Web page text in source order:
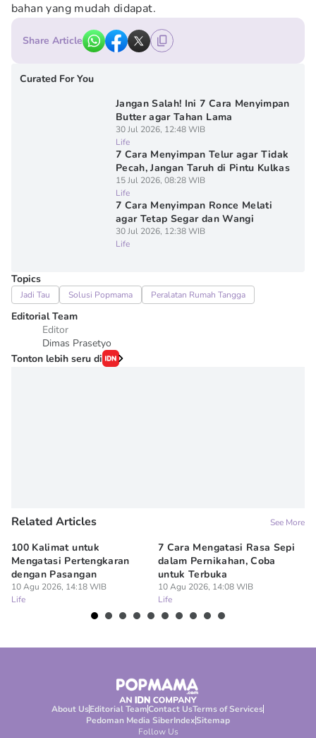
bahan yang mudah didapat.
Share Article
Curated For You
Jangan Salah! Ini 7 Cara Menyimpan
Butter agar Tahan Lama
30 Jul 2026, 12:48 WIB
Life
7 Cara Menyimpan Telur agar Tidak
Pecah, Jangan Taruh di Pintu Kulkas
15 Jul 2026, 08:28 WIB
Life
7 Cara Menyimpan Ronce Melati
agar Tetap Segar dan Wangi
30 Jul 2026, 12:38 WIB
Life
Topics
Jadi Tau Solusi Popmama Peralatan Rumah Tangga
Editorial Team
Editor
Dimas Prasetyo
Tonton lebih seru di
Related Articles See More
100 Kalimat untuk
Mengatasi Pertengkaran
dengan Pasangan
10 Agu 2026, 14:18 WIB
Life
7 Cara Mengatasi Rasa Sepi
dalam Pernikahan, Coba
untuk Terbuka
10 Agu 2026, 14:08 WIB
Life
About UsEditorial TeamContact UsTerms of Services
Pedoman Media SiberIndexSitemap
Follow Us